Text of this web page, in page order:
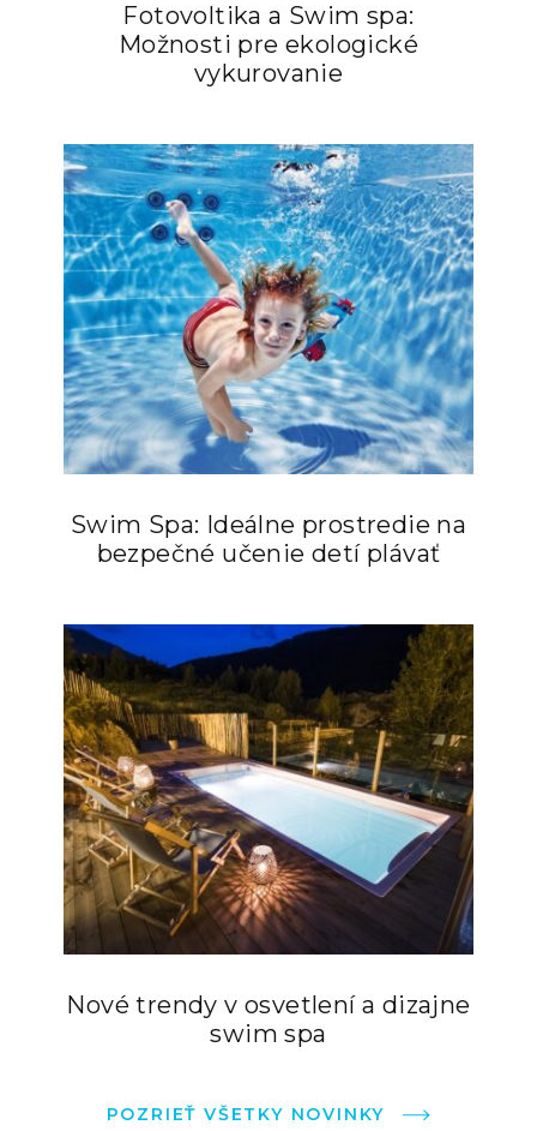
Fotovoltika a Swim spa:
Možnosti pre ekologické
vykurovanie
Swim Spa: Ideálne prostredie na
bezpečné učenie detí plávať
Nové trendy v osvetlení a dizajne
swim spa
POZRIEŤ VŠETKY NOVINKY